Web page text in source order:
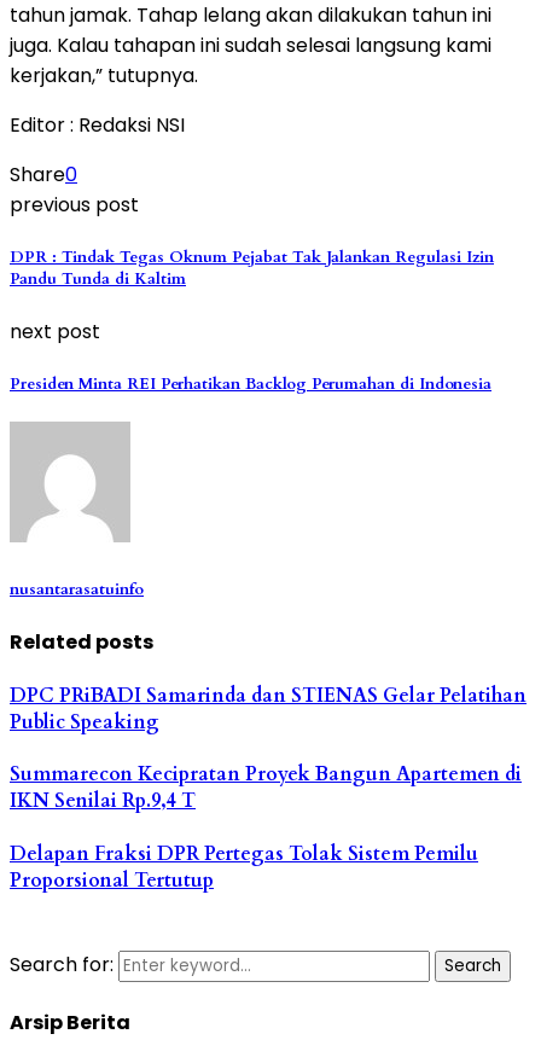
tahun jamak. Tahap lelang akan dilakukan tahun ini
juga. Kalau tahapan ini sudah selesai langsung kami
kerjakan,” tutupnya.
Editor : Redaksi NSI
Share0
previous post
DPR : Tindak Tegas Oknum Pejabat Tak Jalankan Regulasi Izin
Pandu Tunda di Kaltim
next post
Presiden Minta REI Perhatikan Backlog Perumahan di Indonesia
nusantarasatuinfo
Related posts
DPC PRiBADI Samarinda dan STIENAS Gelar Pelatihan
Public Speaking
Summarecon Kecipratan Proyek Bangun Apartemen di
IKN Senilai Rp.9,4 T
Delapan Fraksi DPR Pertegas Tolak Sistem Pemilu
Proporsional Tertutup
Search for: Search
Arsip Berita